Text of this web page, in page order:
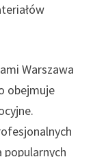
Warszawa
obejmuje
popularnych